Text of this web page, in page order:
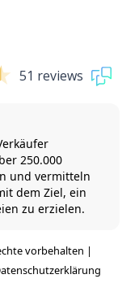
51 reviews
250.000
und vermitteln
dem Ziel, ein
zu erzielen.
vorbehalten |